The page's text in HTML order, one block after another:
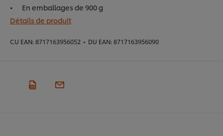
En emballages de 900 g
Détails de produit
CU EAN: 8717163956052 • DU EAN: 8717163956090